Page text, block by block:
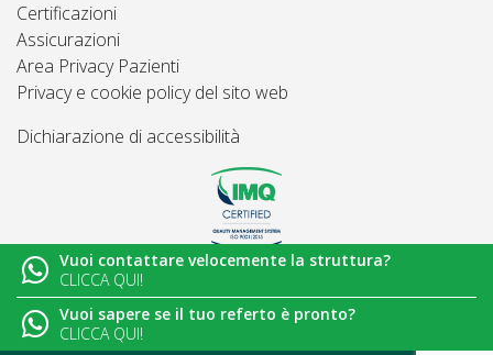
Certificazioni
Assicurazioni
Area Privacy Pazienti
Privacy e cookie policy del sito web
Dichiarazione di accessibilità
© 2026Martini Centro Medico - Lucca
Vuoi contattare velocemente la struttura?
CLICCA QUI!
Vuoi sapere se il tuo referto è pronto?
CLICCA QUI!